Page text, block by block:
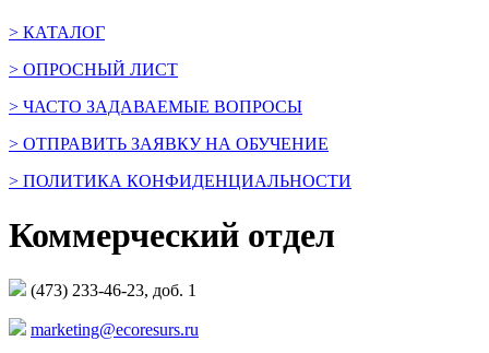
> КАТАЛОГ
> ОПРОСНЫЙ ЛИСТ
> ЧАСТО ЗАДАВАЕМЫЕ ВОПРОСЫ
> ОТПРАВИТЬ ЗАЯВКУ НА ОБУЧЕНИЕ
> ПОЛИТИКА КОНФИДЕНЦИАЛЬНОСТИ
Коммерческий отдел
(473) 233-46-23, доб. 1
marketing@ecoresurs.ru